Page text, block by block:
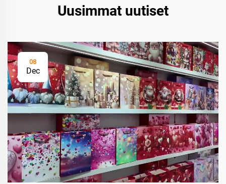
Uusimmat uutiset
08
Dec